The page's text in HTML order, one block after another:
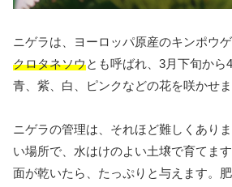
ニゲラは、ヨーロッパ原産のキンポウ
クロタネソウとも呼ばれ、3月下旬から
青、紫、白、ピンクなどの花を咲かせま
ニゲラの管理は、それほど難しくあり
い場所で、水はけのよい土壌で育てま
面が乾いたら、たっぷりと与えます。